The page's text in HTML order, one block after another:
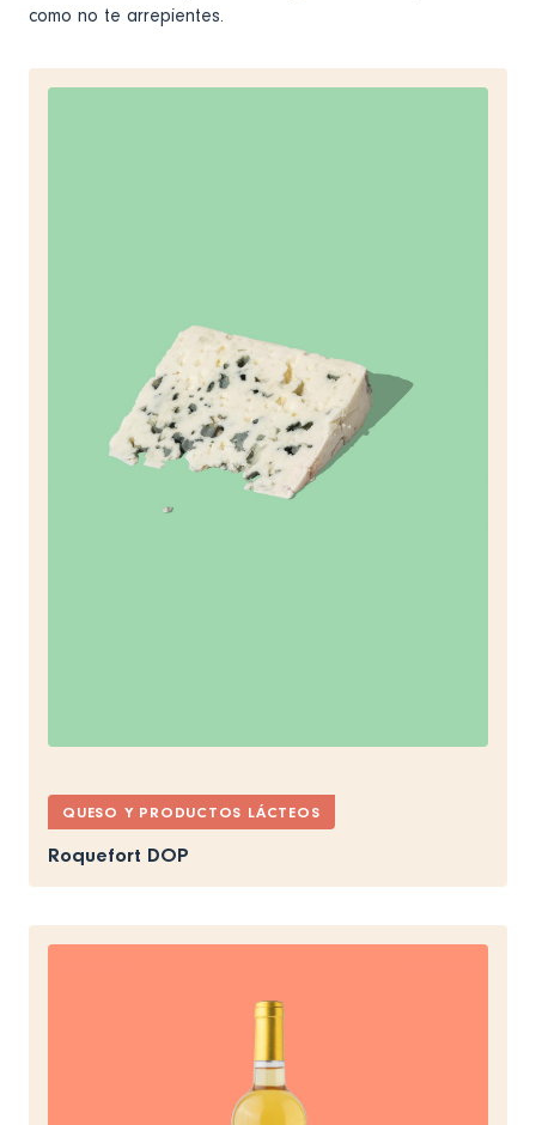
como no te arrepientes.
QUESO Y PRODUCTOS LÁCTEOS
Roquefort DOP